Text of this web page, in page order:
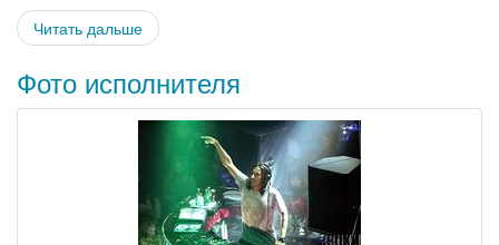
Читать дальше
Фото исполнителя